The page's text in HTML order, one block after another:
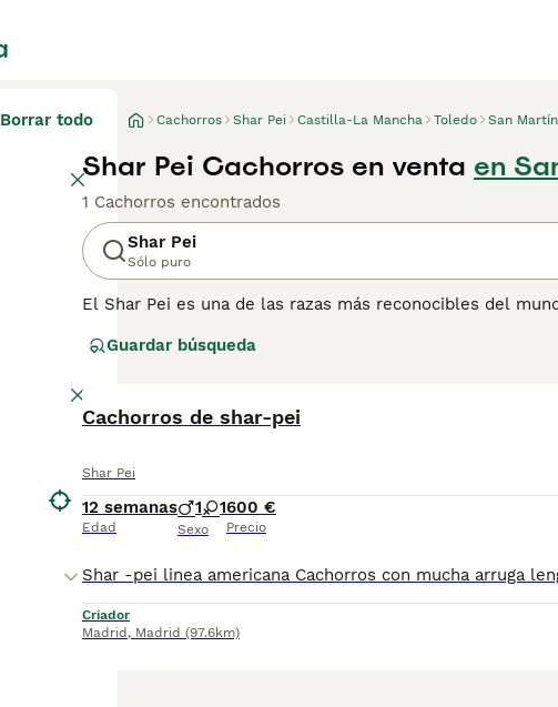
Borrar todo Cachorros Shar Pei Castilla-La Mancha Toledo San
Shar Pei Cachorros en venta en
1 Cachorros encontrados
Shar Pei
Sólo puro
El Shar Pei es una de las razas más reconocibles del
chino se jacta de ser una de las razas más antiguas del
Lee nuestra página de consejos de compra de Shar Pei
Guardar búsqueda
Cachorros de shar-pei
Shar Pei
12 semanas
Edad
1 1
Sexo
600 €
Precio
Criador
Madrid , Madrid (97.6km)